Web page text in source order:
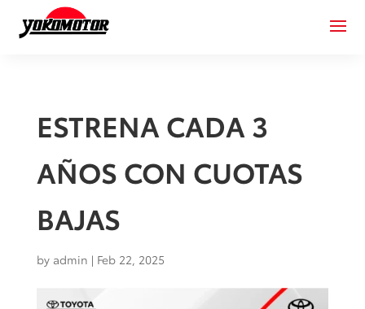
ESTRENA CADA 3
AÑOS CON CUOTAS
BAJAS
by admin | Feb 22, 2025